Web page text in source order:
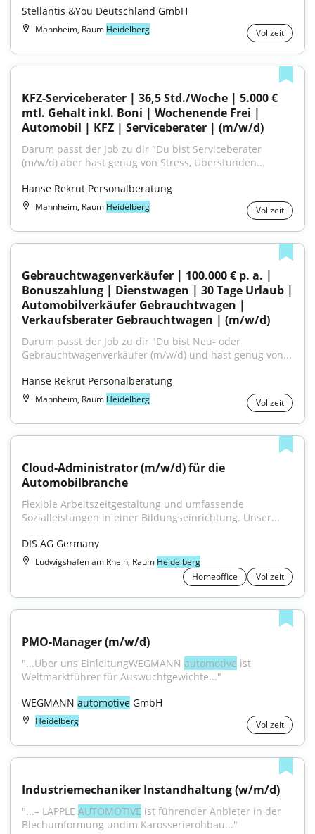
Stellantis &You Deutschland GmbH
Mannheim, Raum Heidelberg Vollzeit
KFZ-Serviceberater | 36,5 Std./Woche | 5.000 €
mtl. Gehalt inkl. Boni | Wochenende Frei |
Automobil | KFZ | Serviceberater | (m/w/d)
Darum passt der Job zu dir "Du bist Serviceberater
(m/w/d) aber hast genug von Stress, Überstunden...
Hanse Rekrut Personalberatung
Mannheim, Raum Heidelberg Vollzeit
Gebrauchtwagenverkäufer | 100.000 € p. a. |
Bonuszahlung | Dienstwagen | 30 Tage Urlaub |
Automobilverkäufer Gebrauchtwagen |
Verkaufsberater Gebrauchtwagen | (m/w/d)
Darum passt der Job zu dir "Du bist Neu- oder
Gebrauchtwagenverkäufer (m/w/d) und hast genug von...
Hanse Rekrut Personalberatung
Mannheim, Raum Heidelberg Vollzeit
Cloud-Administrator (m/w/d) für die
Automobilbranche
Flexible Arbeitszeitgestaltung und umfassende
Sozialleistungen in einer Bildungseinrichtung. Unser...
DIS AG Germany
Ludwigshafen am Rhein, Raum Heidelberg
Homeoffice
Vollzeit
PMO-Manager (m/w/d)
"...Über uns EinleitungWEGMANN automotive ist
Weltmarktführer für Auswuchtgewichte..."
WEGMANN automotive GmbH
Heidelberg Vollzeit
Industriemechaniker Instandhaltung (w/m/d)
"...– LÄPPLE AUTOMOTIVE ist führender Anbieter in der
Blechumformung undim Karosserierohbau..."